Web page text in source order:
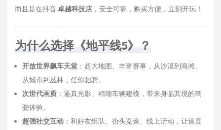
而且是在抖音卓越科技店 ，安全可靠，购买方便，立刻开玩！
为什么选择《地平线5》？
开放世界飙车天堂 ：超大地图、丰富赛事，从沙漠到海滩、
从城市到丛林，任你驰骋。
次世代画质 ：逼真光影、精细车辆建模，带来身临其境的驾
驶体验。
超强社交互动 ：和好友组队、街头竞速、线上活动，让速度